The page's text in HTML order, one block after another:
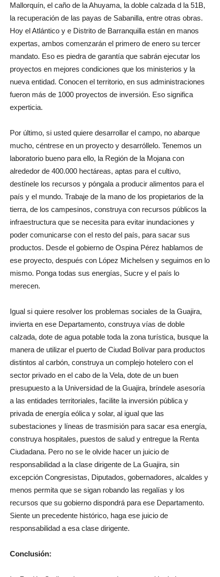
Mallorquín, el caño de la Ahuyama, la doble calzada d la 51B,
la recuperación de las payas de Sabanilla, entre otras obras.
Hoy el Atlántico y e Distrito de Barranquilla están en manos
expertas, ambos comenzarán el primero de enero su tercer
mandato. Eso es piedra de garantía que sabrán ejecutar los
proyectos en mejores condiciones que los ministerios y la
nueva entidad. Conocen el territorio, en sus administraciones
fueron más de 1000 proyectos de inversión. Eso significa
experticia.
Por último, si usted quiere desarrollar el campo, no abarque
mucho, céntrese en un proyecto y desarróllelo. Tenemos un
laboratorio bueno para ello, la Región de la Mojana con
alrededor de 400.000 hectáreas, aptas para el cultivo,
destínele los recursos y póngala a producir alimentos para el
país y el mundo. Trabaje de la mano de los propietarios de la
tierra, de los campesinos, construya con recursos públicos la
infraestructura que se necesita para evitar inundaciones y
poder comunicarse con el resto del país, para sacar sus
productos. Desde el gobierno de Ospina Pérez hablamos de
ese proyecto, después con López Michelsen y seguimos en lo
mismo. Ponga todas sus energías, Sucre y el país lo
merecen.
Igual si quiere resolver los problemas sociales de la Guajira,
invierta en ese Departamento, construya vías de doble
calzada, dote de agua potable toda la zona turística, busque la
manera de utilizar el puerto de Ciudad Bolívar para productos
distintos al carbón, construya un complejo hotelero con el
sector privado en el cabo de la Vela, dote de un buen
presupuesto a la Universidad de la Guajira, bríndele asesoría
a las entidades territoriales, facilite la inversión pública y
privada de energía eólica y solar, al igual que las
subestaciones y líneas de trasmisión para sacar esa energía,
construya hospitales, puestos de salud y entregue la Renta
Ciudadana. Pero no se le olvide hacer un juicio de
responsabilidad a la clase dirigente de La Guajira, sin
excepción Congresistas, Diputados, gobernadores, alcaldes y
menos permita que se sigan robando las regalías y los
recursos que su gobierno dispondrá para ese Departamento.
Siente un precedente histórico, haga ese juicio de
responsabilidad a esa clase dirigente.
Conclusión: